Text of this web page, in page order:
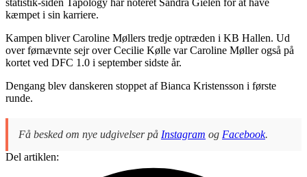
kæmpet i sin karriere.
Kampen bliver Caroline Møllers tredje optræden i KB Hallen. Ud
over førnævnte sejr over Cecilie Kølle var Caroline Møller også på
kortet ved DFC 1.0 i september sidste år.
Dengang blev danskeren stoppet af Bianca Kristensson i første
runde.
Få besked om nye udgivelser på Instagram og Facebook.
Del artiklen: